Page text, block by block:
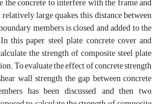
large quakes, this distance between
members is closed and added to the
this paper, steel plate, concrete cover and
the strength of composite steel plate
To evaluate the effect of concrete strength
wall strength, the gap between concrete
has been discussed, and then two